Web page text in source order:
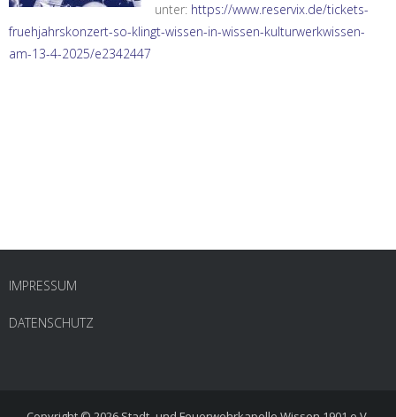
unter: https://www.reservix.de/tickets-
fruehjahrskonzert-so-klingt-wissen-in-wissen-kulturwerkwissen-
am-13-4-2025/e2342447
IMPRESSUM
DATENSCHUTZ